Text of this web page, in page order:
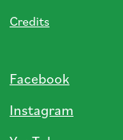
Credits
Facebook
Instagram